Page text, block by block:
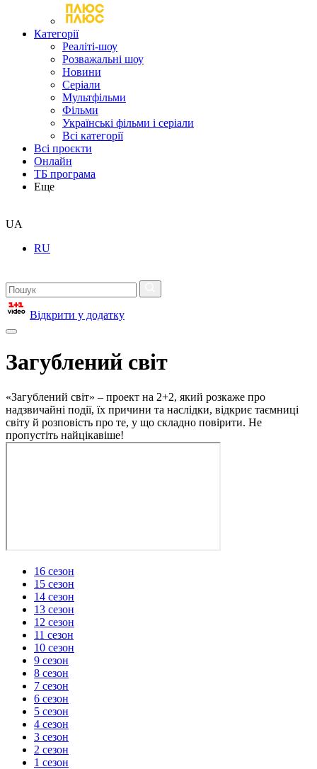
Категорії
Реаліті-шоу
Розважальні шоу
Новини
Серіали
Мультфільми
Фільми
Українські фільми і серіали
Всі категорії
Всі проєкти
Онлайн
ТБ програма
Еще
UA
RU
Відкрити у додатку
Загублений світ
«Загублений світ» – проект на 2+2, який розкаже про
надзвичайні події, їх причини та наслідки, відкриє таємниці
світу й розповість про те, у що складно повірити. Не
пропустіть найцікавіше!
16 сезон
15 сезон
14 сезон
13 сезон
12 сезон
11 сезон
10 сезон
9 сезон
8 сезон
7 сезон
6 сезон
5 сезон
4 сезон
3 сезон
2 сезон
1 сезон